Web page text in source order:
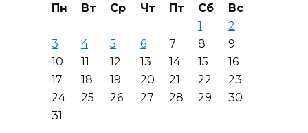
Пн Вт Ср Чт Пт Сб
Вс
1
2
3
4 5 6 7 8
9
10
11 12 13 14 15
16
17
18 19 20 21 22
23
24
25 26 27 28 29
30
31